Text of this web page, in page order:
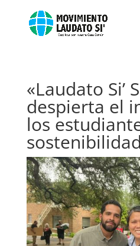
«Laudato Si’
despierta el
los
sostenibilidad